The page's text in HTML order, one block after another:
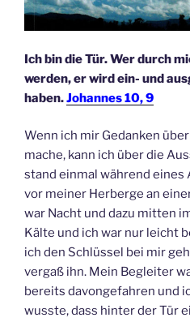
Ich bin die Tür. Wer durch
werden, er wird ein- und
haben.Johannes 10, 9
Wenn ich mir Gedanken
mache, kann ich über die
stand einmal während
vor meiner Herberge an
war Nacht und dazu mitten
Kälte und ich war nur leicht
ich den Schlüssel bei mir
vergaß ihn. Mein Begleiter
bereits davongefahren und
wusste, dass hinter der Tür